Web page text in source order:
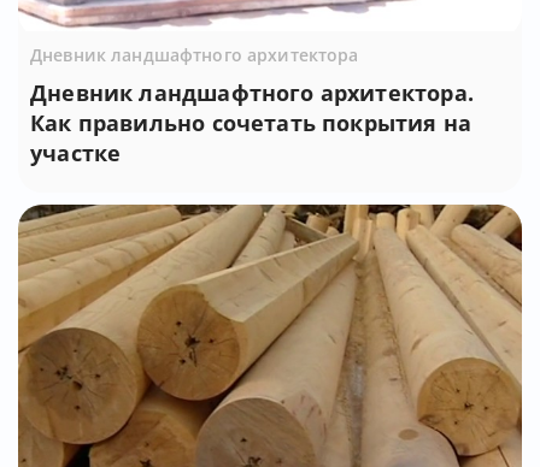
Дневник ландшафтного архитектора
Дневник ландшафтного архитектора.
Как правильно сочетать покрытия на
участке